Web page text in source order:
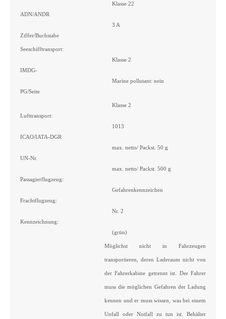
ADN/ANDR
Ziffer/Buchstabe
Klasse 22
3 A
Seeschifftransport:
IMDG-
PG/Seite
Klasse 2
Marine pollutant: nein
Lufttransport:
ICAO/IATA-DGR
UN-Nr.
Passagierflugzeug:
Frachtflugzeug:
Kennzeichnung:
Klasse 2
1013
max. netto/ Packst. 50 g
max. netto/ Packst. 500 g
Gefahrenkennzeichen
Nr. 2
(grün)
Möglichst nicht in Fahrzeugen
transportieren, deren Laderaum nicht von
der Fahrerkabine getrennt ist. Der Fahrer
muss die möglichen Gefahren der Ladung
kennen und er muss wissen, was bei einem
Unfall oder Notfall zu tun ist. Behälter